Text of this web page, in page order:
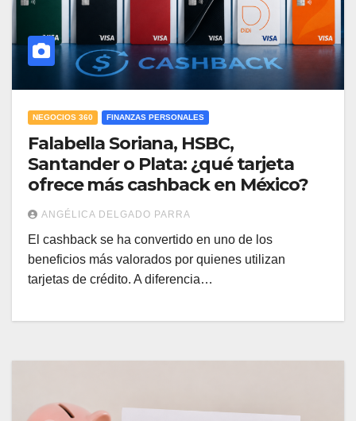
NEGOCIOS 360 FINANZAS PERSONALES
Falabella Soriana, HSBC,
Santander o Plata: ¿qué tarjeta
ofrece más cashback en México?
ANGÉLICA DELGADO PARRA
El cashback se ha convertido en uno de los
beneficios más valorados por quienes utilizan
tarjetas de crédito. A diferencia…